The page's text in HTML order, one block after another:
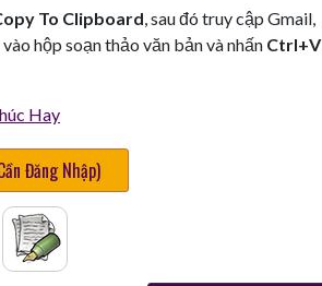
To Clipboard, sau đó truy cập Gmail,
hộp soạn thảo văn bản và nhấn Ctrl+V
Hay
Đăng Nhập)